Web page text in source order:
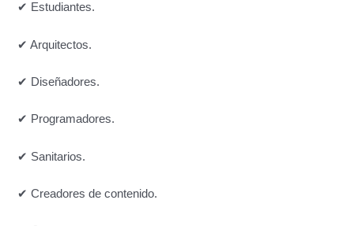
✔ Estudiantes.
✔ Arquitectos.
✔ Diseñadores.
✔ Programadores.
✔ Sanitarios.
✔ Creadores de contenido.